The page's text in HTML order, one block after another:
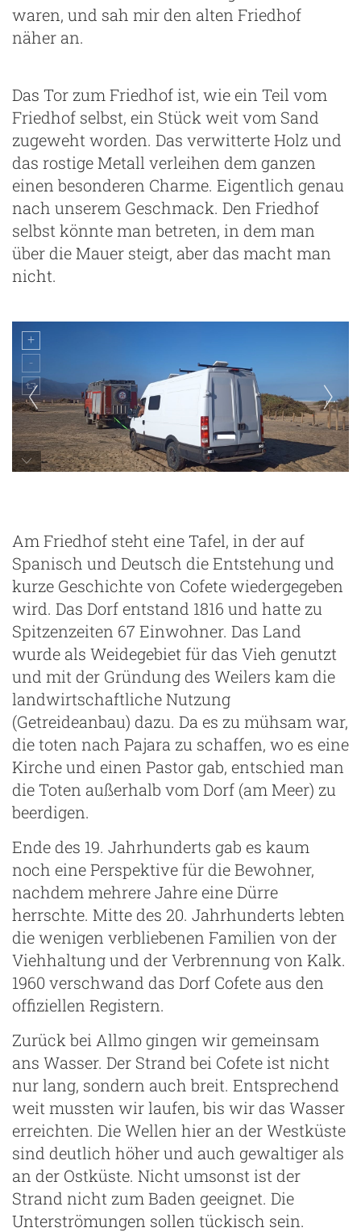
waren, und sah mir den alten Friedhof
näher an.
Das Tor zum Friedhof ist, wie ein Teil vom
Friedhof selbst, ein Stück weit vom Sand
zugeweht worden. Das verwitterte Holz und
das rostige Metall verleihen dem ganzen
einen besonderen Charme. Eigentlich genau
nach unserem Geschmack. Den Friedhof
selbst könnte man betreten, in dem man
über die Mauer steigt, aber das macht man
nicht.
Am Friedhof steht eine Tafel, in der auf
Spanisch und Deutsch die Entstehung und
kurze Geschichte von Cofete wiedergegeben
wird. Das Dorf entstand 1816 und hatte zu
Spitzenzeiten 67 Einwohner. Das Land
wurde als Weidegebiet für das Vieh genutzt
und mit der Gründung des Weilers kam die
landwirtschaftliche Nutzung
(Getreideanbau) dazu. Da es zu mühsam war,
die toten nach Pajara zu schaffen, wo es eine
Kirche und einen Pastor gab, entschied man
die Toten außerhalb vom Dorf (am Meer) zu
beerdigen.
Ende des 19. Jahrhunderts gab es kaum
noch eine Perspektive für die Bewohner,
nachdem mehrere Jahre eine Dürre
herrschte. Mitte des 20. Jahrhunderts lebten
die wenigen verbliebenen Familien von der
Viehhaltung und der Verbrennung von Kalk.
1960 verschwand das Dorf Cofete aus den
offiziellen Registern.
Zurück bei Allmo gingen wir gemeinsam
ans Wasser. Der Strand bei Cofete ist nicht
nur lang, sondern auch breit. Entsprechend
weit mussten wir laufen, bis wir das Wasser
erreichten. Die Wellen hier an der Westküste
sind deutlich höher und auch gewaltiger als
an der Ostküste. Nicht umsonst ist der
Strand nicht zum Baden geeignet. Die
Unterströmungen sollen tückisch sein.